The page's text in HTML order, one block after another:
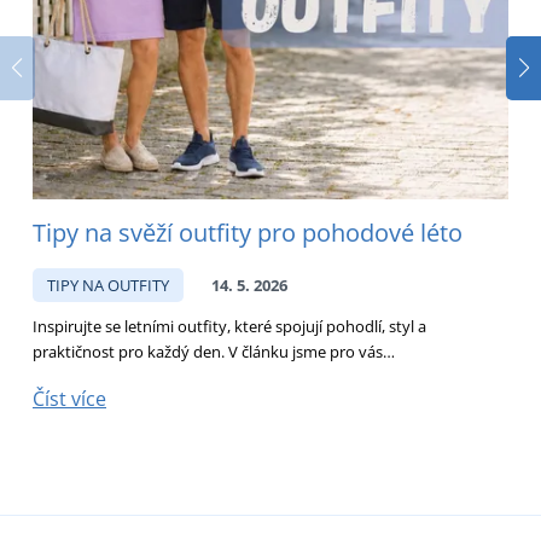
Tipy na svěží outfity pro pohodové léto
TIPY NA OUTFITY
14. 5. 2026
Inspirujte se letními outfity, které spojují pohodlí, styl a
praktičnost pro každý den. V článku jsme pro vás…
Číst více